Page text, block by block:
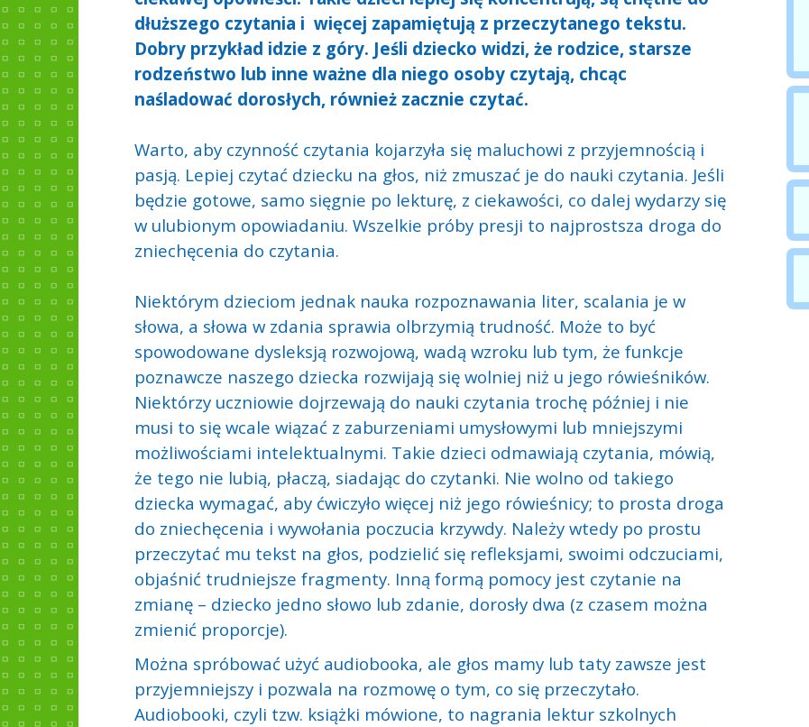
dłuższego czytania i więcej zapamiętują z przeczytanego tekstu.
Dobry przykład idzie z góry. Jeśli dziecko widzi, że rodzice, starsze
rodzeństwo lub inne ważne dla niego osoby czytają, chcąc
naśladować dorosłych, również zacznie czytać.
Warto, aby czynność czytania kojarzyła się maluchowi z przyjemnością i
pasją. Lepiej czytać dziecku na głos, niż zmuszać je do nauki czytania. Jeśli
będzie gotowe, samo sięgnie po lekturę, z ciekawości, co dalej wydarzy się
w ulubionym opowiadaniu. Wszelkie próby presji to najprostsza droga do
zniechęcenia do czytania.
Niektórym dzieciom jednak nauka rozpoznawania liter, scalania je w
słowa, a słowa w zdania sprawia olbrzymią trudność. Może to być
spowodowane dysleksją rozwojową, wadą wzroku lub tym, że funkcje
poznawcze naszego dziecka rozwijają się wolniej niż u jego rówieśników.
Niektórzy uczniowie dojrzewają do nauki czytania trochę później i nie
musi to się wcale wiązać z zaburzeniami umysłowymi lub mniejszymi
możliwościami intelektualnymi. Takie dzieci odmawiają czytania, mówią,
że tego nie lubią, płaczą, siadając do czytanki. Nie wolno od takiego
dziecka wymagać, aby ćwiczyło więcej niż jego rówieśnicy; to prosta droga
do zniechęcenia i wywołania poczucia krzywdy. Należy wtedy po prostu
przeczytać mu tekst na głos, podzielić się refleksjami, swoimi odczuciami,
objaśnić trudniejsze fragmenty. Inną formą pomocy jest czytanie na
zmianę – dziecko jedno słowo lub zdanie, dorosły dwa (z czasem można
zmienić proporcje).
Można spróbować użyć audiobooka, ale głos mamy lub taty zawsze jest
przyjemniejszy i pozwala na rozmowę o tym, co się przeczytało.
Audiobooki, czyli tzw. książki mówione, to nagrania lektur szkolnych